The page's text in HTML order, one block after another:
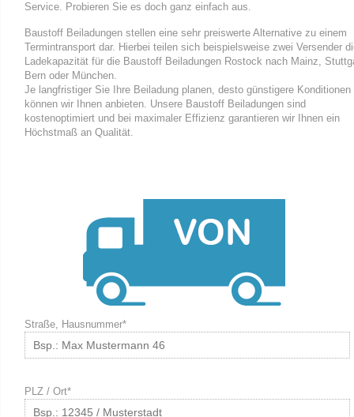
Service. Probieren Sie es doch ganz einfach aus.
Baustoff Beiladungen stellen eine sehr preiswerte Alternative zu einem
Termintransport dar. Hierbei teilen sich beispielsweise zwei Versender
Ladekapazität für die Baustoff Beiladungen Rostock nach Mainz,
Bern oder München.
Je langfristiger Sie Ihre Beiladung planen, desto günstigere Konditionen
können wir Ihnen anbieten. Unsere Baustoff Beiladungen sind
kostenoptimiert und bei maximaler Effizienz garantieren wir Ihnen ein
Höchstmaß an Qualität.
Straße, Hausnummer*
PLZ / Ort*